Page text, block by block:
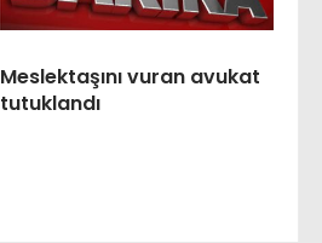
Meslektaşını vuran avukat
tutuklandı